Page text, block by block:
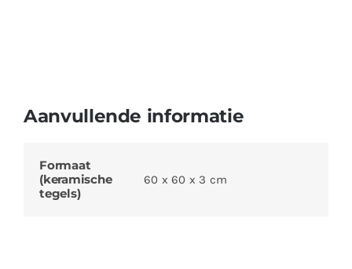
Aanvullende informatie
Formaat
(keramische
tegels)
60 x 60 x 3 cm